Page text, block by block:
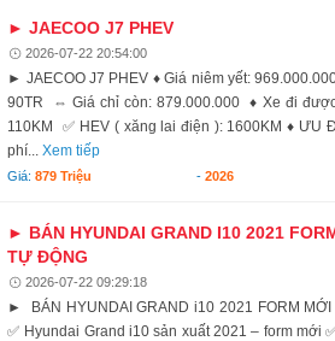
► JAECOO J7 PHEV
2026-07-22 20:54:00
► JAECOO J7 PHEV ♦ Giá niêm yết:
90TR ⇔ Giá chỉ còn: 879.000.000 ♦ Xe đi
110KM ✅️ HEV ( xăng lai điện ): 1600KM ♦ ƯU
phí...Xem tiếp
Giá:879 Triệu - 2026
► BÁN HYUNDAI GRAND I10 2021
TỰ ĐỘNG
2026-07-22 09:29:18
► BÁN HYUNDAI GRAND i10 2021 FORM
✅ Hyundai Grand i10 sản xuất 2021 – form mới